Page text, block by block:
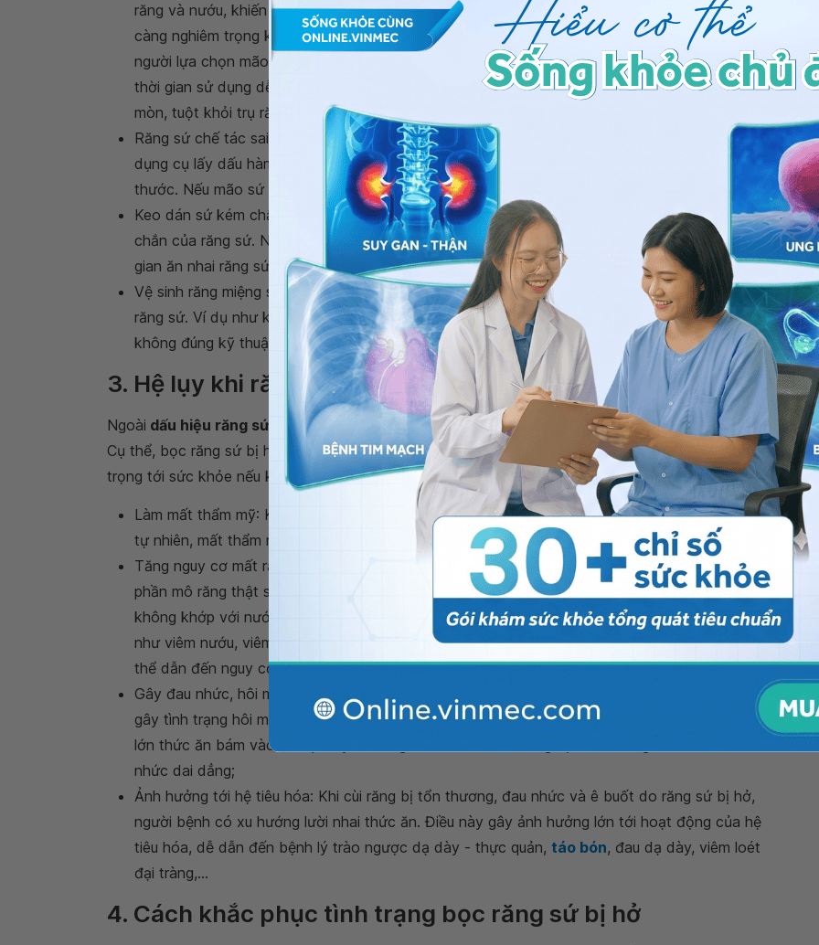
răng và nướu, khiến chúng dễ bị sưng tấy và viêm nhiễm. Lâu dần, tình trạng sưng viêm ngày
càng nghiêm trọng khiến răng sứ bị đẩy lên cao, làm xuất hiện các khe hở. Đồng thời, những
người lựa chọn mão sứ kim loại cũng dễ bị hở răng sứ. Nguyên nhân vì khung kim loại sau một
thời gian sử dụng dễ bị oxy hóa (đặc biệt là răng sứ kim loại thường), khiến răng sứ bị mài
mòn, tuột khỏi trụ răng;
Răng sứ chế tác sai kích thước: Nếu bác sĩ có kỹ thuật lấy dấu hàm không chuẩn xác, dùng
dụng cụ lấy dấu hàm lạc hậu thì có thể dẫn đến tình trạng chế tác mão sứ sai lệch về kích
thước. Nếu mão sứ to hơn cùi răng thì sẽ khiến chúng không khít với nhau, tạo khe hở;
Keo dán sứ kém chất lượng: Keo dán sứ đóng vai trò quan trọng trong việc đảm bảo độ chắc
chắn của răng sứ. Nếu sử dụng keo kém chất lượng hoặc chỉ dùng quá ít keo thì sau một thời
gian ăn nhai răng sứ sẽ bị hở, thậm chí bị rơi ra ngoài;
Vệ sinh răng miệng sai cách: Nếu bạn vệ sinh răng miệng không đúng cách thì có thể gây hở
răng sứ. Ví dụ như khi chải răng dùng lực quá mạnh, sử dụng bàn chải lông cứng, đánh răng
không đúng kỹ thuật,... thì sau một thời gian răng sứ sẽ bị mài mòn, hở nướu.
3. Hệ lụy khi răng sứ bị hở
Ngoài dấu hiệu răng sứ bị hở, tác hại của tình trạng này cũng khiến nhiều người bệnh hoang mang.
Cụ thể, bọc răng sứ bị hở không chỉ làm giảm tính thẩm mỹ của răng mà còn gây ảnh hưởng nghiêm
trọng tới sức khỏe nếu không được xử trí kịp thời. Cụ thể:
Làm mất thẩm mỹ: Khi răng sứ bị hở thì chân răng bị lộ ra ngoài sẽ làm nụ cười trở nên thiếu
tự nhiên, mất thẩm mỹ;
Tăng nguy cơ mất răng thật: Kỹ thuật bọc răng sứ cần mài cùi răng thật để làm trụ. Do đó,
phần mô răng thật sau khi mài sẽ bị yếu, dễ chịu các tác động tiêu cực. Nếu lắp mão sứ
không khớp với nướu thì sẽ tạo điều kiện để vi khuẩn xâm nhập, gây nhiều bệnh lý răng miệng
như viêm nướu, viêm nha chu,
,... Kết quả là làm răng thật bị tổn thương, thậm chí có
thể dẫn đến nguy cơ mất răng;
Gây đau nhức, hôi miệng: Bọc răng sứ bị hở khiến thức ăn thừa tích tụ lại ở các khe kẽ răng,
gây tình trạng hôi miệng kéo dài và làm giảm sự tự tin của người bệnh. Không chỉ vậy, lượng
lớn thức ăn bám vào và lấp đầy cùi răng có thể khiến cùi răng bị tổn thương và dẫn đến đau
nhức dai dẳng;
Ảnh hưởng tới hệ tiêu hóa: Khi cùi răng bị tổn thương, đau nhức và ê buốt do răng sứ bị hở,
người bệnh có xu hướng lười nhai thức ăn. Điều này gây ảnh hưởng lớn tới hoạt động của hệ
tiêu hóa, dễ dẫn đến bệnh lý trào ngược dạ dày - thực quản, táo bón, đau dạ dày, viêm loét
đại tràng,...
4. Cách khắc phục tình trạng bọc răng sứ bị hở